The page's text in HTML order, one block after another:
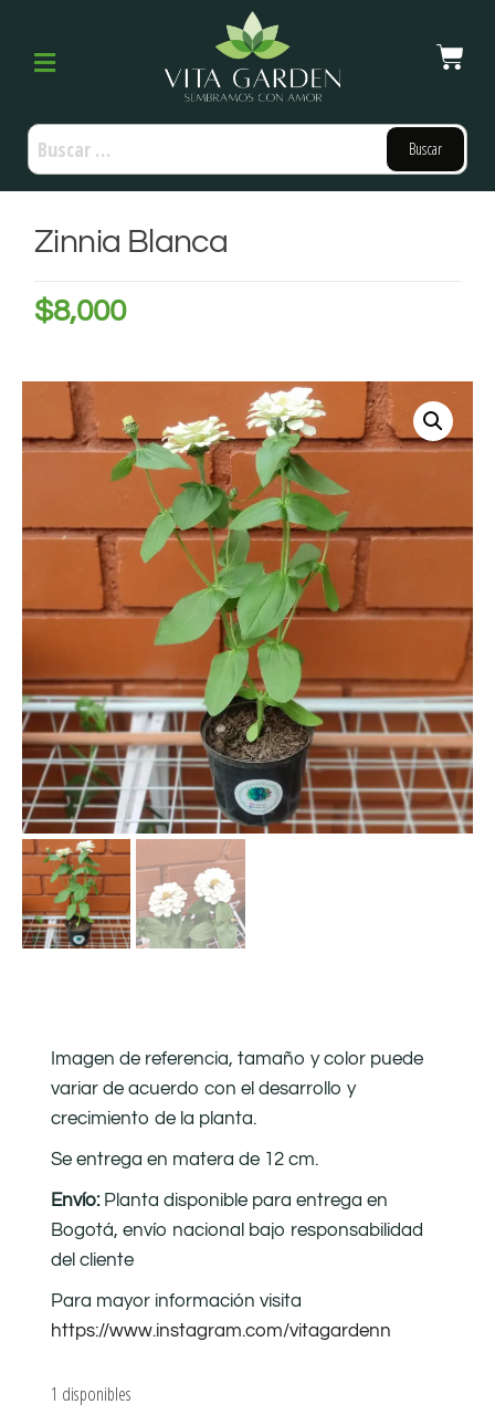
Zinnia Blanca
$8,000
Imagen de referencia, tamaño y color puede
variar de acuerdo con el desarrollo y
crecimiento de la planta.
Se entrega en matera de 12 cm.
Envío: Planta disponible para entrega en
Bogotá, envío nacional bajo responsabilidad
del cliente
Para mayor información visita
https://www.instagram.com/vitagardenn
1 disponibles